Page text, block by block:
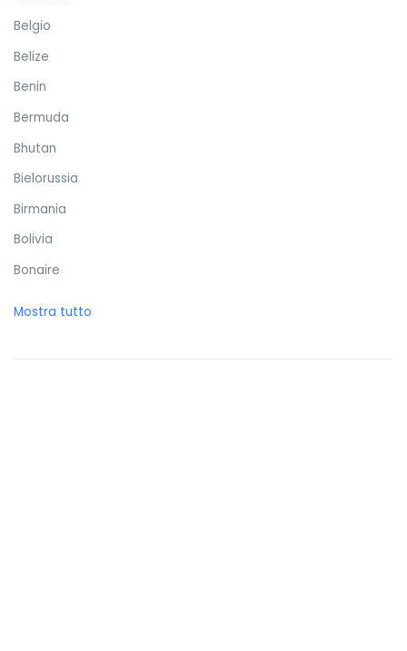
Belgio
Belize
Benin
Bermuda
Bhutan
Bielorussia
Birmania
Bolivia
Bonaire
Brasile
Mostra tutto